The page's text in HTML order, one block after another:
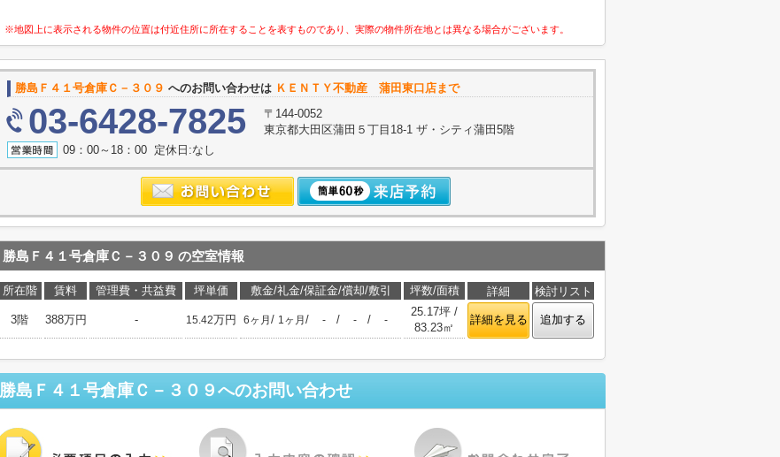
※地図上に表示される物件の位置は付近住所に所在することを表すものであり、実際の物件所在地とは異なる場合がございます。
勝島Ｆ４１号倉庫Ｃ－３０９ へのお問い合わせは ＫＥＮＴＹ不動産 蒲田東口店まで
03-6428-7825
〒144-0052
東京都大田区蒲田５丁目18-1 ザ・シティ蒲田5階
09：00～18：00 定休日:なし
勝島Ｆ４１号倉庫Ｃ－３０９ の空室情報
所在階 賃料 管理費・共益費 坪単価 敷金/礼金/保証金/償却/敷引 坪数/面積 詳細 検討リスト
3階 388万円 - 15.42万円 6ヶ月 / 1ヶ月 / - / - / -
25.17坪 /
83.23㎡
詳細を見る 追加する
勝島Ｆ４１号倉庫Ｃ－３０９へのお問い合わせ